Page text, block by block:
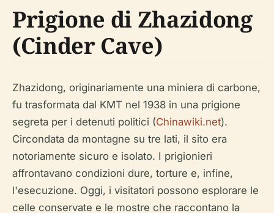
Prigione di Zhazidong
(Cinder Cave)
Zhazidong, originariamente una miniera di carbone,
fu trasformata dal KMT nel 1938 in una prigione
segreta per i detenuti politici (Chinawiki.net).
Circondata da montagne su tre lati, il sito era
notoriamente sicuro e isolato. I prigionieri
affrontavano condizioni dure, torture e, infine,
l'esecuzione. Oggi, i visitatori possono esplorare le
celle conservate e le mostre che raccontano la